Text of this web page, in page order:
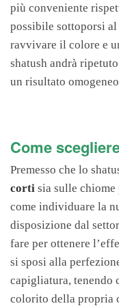
più conveniente
possibile sottoporsi
ravvivare il colore e
shatush andrà
un risultato
Come
Premesso che lo
corti sia sulle
come individuare la
disposizione dal
fare per ottenere
si sposi alla
capigliatura, tenendo
colorito della propria